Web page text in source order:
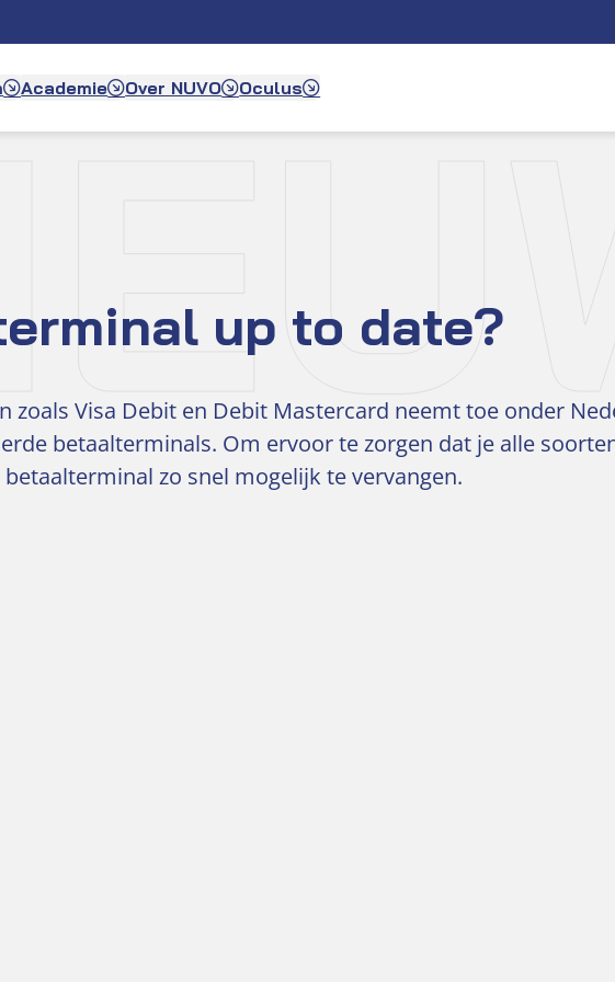
Academie Over NUVO Oculus
up to date?
zoals Visa Debit en Debit Mastercard neemt toe onder
betaalterminals. Om ervoor te zorgen dat je alle
zo snel mogelijk te vervangen.